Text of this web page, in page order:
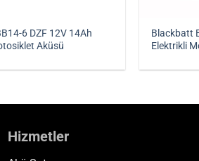
6 DZF 12V 14Ah
Aküsü
Blackbatt
Elektrikli
Hizmetler